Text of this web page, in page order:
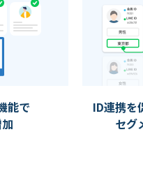
能で
ID連携を
セグ